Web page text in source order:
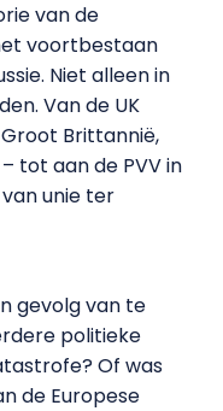
van de
voortbestaan
Niet alleen in
Van de UK
Brittannië,
tot aan de PVV in
unie ter
gevolg van te
politieke
Of was
de Europese